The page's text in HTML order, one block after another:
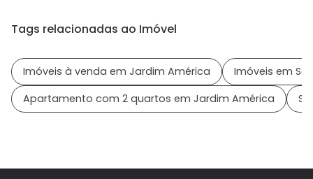
Tags relacionadas ao Imóvel
Imóveis à venda em Jardim América
Imóveis em
Apartamento com 2 quartos em Jardim América